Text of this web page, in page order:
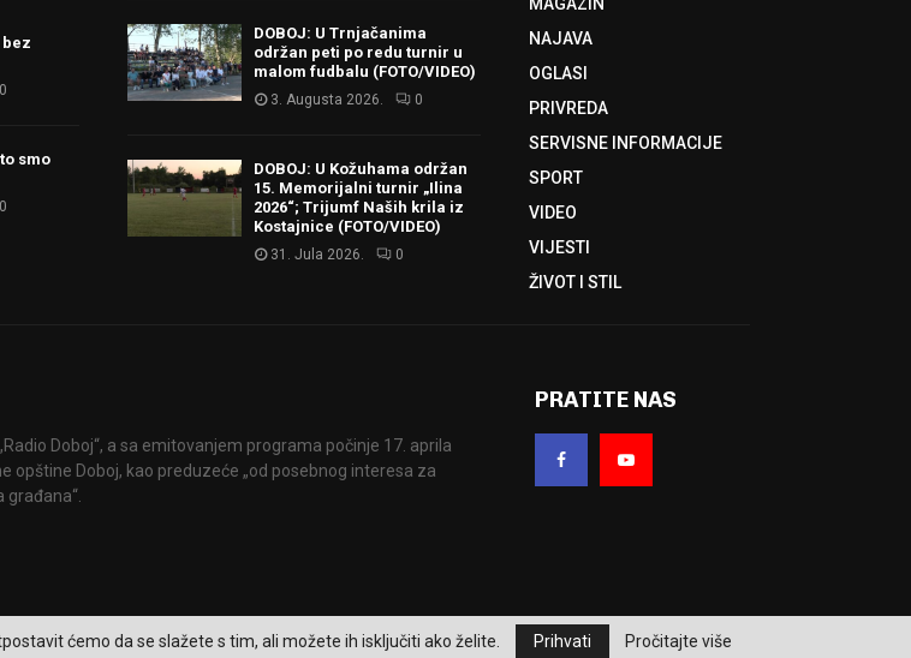
0
smo
0
DOBOJ: U Trnjačanima
održan peti po redu turnir u
malom fudbalu (FOTO/VIDEO)
3. Augusta 2026. 0
DOBOJ: U Kožuhama održan
15. Memorijalni turnir „Ilina
2026“; Trijumf Naših krila iz
Kostajnice (FOTO/VIDEO)
31. Jula 2026. 0
MAGAZIN
NAJAVA
OGLASI
PRIVREDA
SERVISNE INFORMACIJE
SPORT
VIDEO
VIJESTI
ŽIVOT I STIL
Doboj“, a sa emitovanjem programa počinje 17. aprila
opštine Doboj, kao preduzeće „od posebnog interesa za
PRATITE NAS
- RTV Doboj. Sva prava zadržana.
ćemo da se slažete s tim, ali možete ih isključiti ako želite. Prihvati Pročitajte više